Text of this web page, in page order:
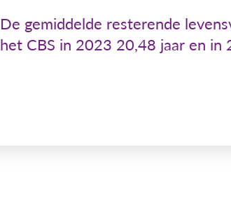
De gemiddelde resterende
het CBS in 2023 20,48 jaar en in